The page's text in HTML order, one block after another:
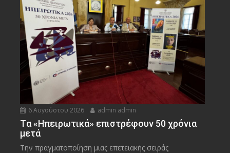
6 Αυγούστου 2026 admin admin
Tα «Ηπειρωτικά» επιστρέφουν 50 χρόνια
μετά
Την πραγματοποίηση μιας επετειακής σειράς